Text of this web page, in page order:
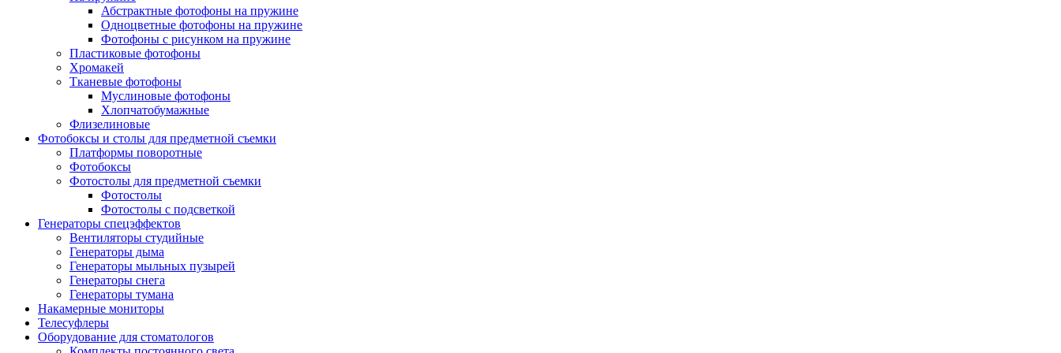
Абстрактные фотофоны на пружине
Одноцветные фотофоны на пружине
Фотофоны с рисунком на пружине
Пластиковые фотофоны
Хромакей
Тканевые фотофоны
Муслиновые фотофоны
Хлопчатобумажные
Флизелиновые
Фотобоксы и столы для предметной съемки
Платформы поворотные
Фотобоксы
Фотостолы для предметной съемки
Фотостолы
Фотостолы с подсветкой
Генераторы спецэффектов
Вентиляторы студийные
Генераторы дыма
Генераторы мыльных пузырей
Генераторы снега
Генераторы тумана
Накамерные мониторы
Телесуфлеры
Оборудование для стоматологов